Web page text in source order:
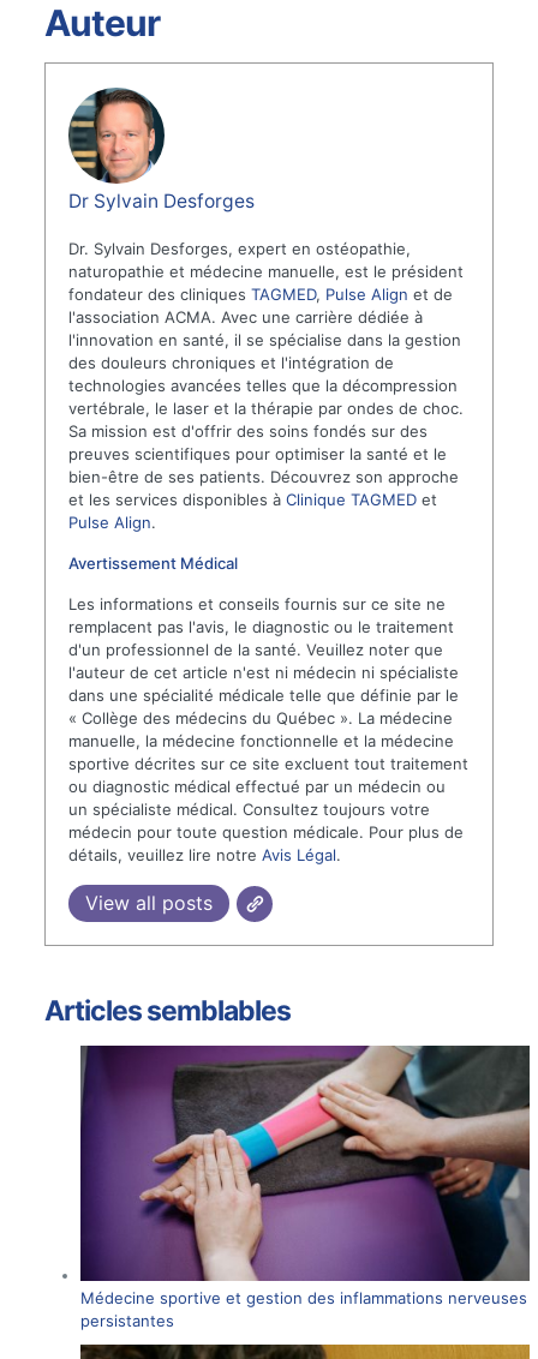
Auteur
Dr Sylvain Desforges
Dr. Sylvain Desforges, expert en ostéopathie,
naturopathie et médecine manuelle, est le président
fondateur des cliniquesTAGMED, Pulse Align et de
l'association ACMA. Avec une carrière dédiée à
l'innovation en santé, il se spécialise dans la gestion
des douleurs chroniques et l'intégration de
technologies avancées telles que la décompression
vertébrale, le laser et la thérapie par ondes de choc.
Sa mission est d'offrir des soins fondés sur des
preuves scientifiques pour optimiser la santé et le
bien-être de ses patients. Découvrez son approche
et les services disponibles àClinique TAGMED et
Pulse Align.
Avertissement Médical
Les informations et conseils fournis sur ce site ne
remplacent pas l'avis, le diagnostic ou le traitement
d'un professionnel de la santé. Veuillez noter que
l'auteur de cet article n'est ni médecin ni spécialiste
dans une spécialité médicale telle que définie par le
« Collège des médecins du Québec ». La médecine
manuelle, la médecine fonctionnelle et la médecine
sportive décrites sur ce site excluent tout traitement
ou diagnostic médical effectué par un médecin ou
un spécialiste médical. Consultez toujours votre
médecin pour toute question médicale. Pour plus de
détails, veuillez lire notreAvis Légal.
View all posts
Articles semblables
Médecine sportive et gestion des inflammations nerveuses
persistantes